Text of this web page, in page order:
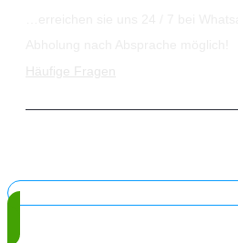
Häufige Fragen